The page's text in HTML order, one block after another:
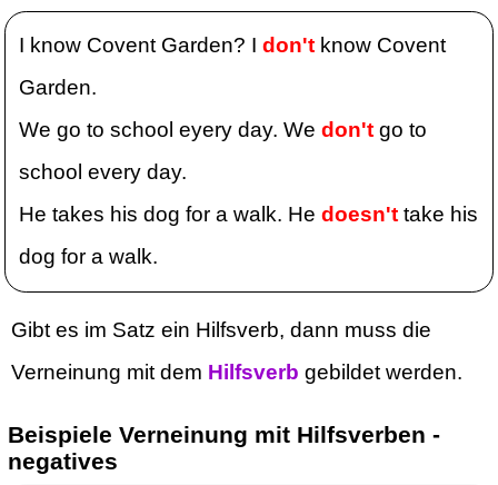
I know Covent Garden? Idon't know Covent
Garden.
We go to school eyery day. We don't go to
school every day.
He takes his dog for a walk. He doesn't take his
dog for a walk.
Gibt es im Satz ein Hilfsverb, dann muss die
Verneinung mit dem Hilfsverb gebildet werden.
Beispiele Verneinung mit Hilfsverben -
negatives